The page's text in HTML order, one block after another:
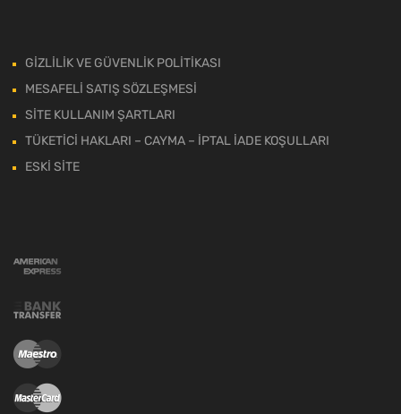
GİZLİLİK VE GÜVENLİK POLİTİKASI
MESAFELİ SATIŞ SÖZLEŞMESİ
SİTE KULLANIM ŞARTLARI
TÜKETİCİ HAKLARI – CAYMA – İPTAL İADE KOŞULLARI
ESKİ SİTE